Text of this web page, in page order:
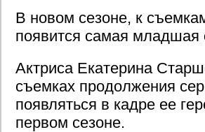
В новом сезоне, к
появится самая
Актриса Екатерина
съемках продолжения
появляться в кадре ее
первом сезоне.